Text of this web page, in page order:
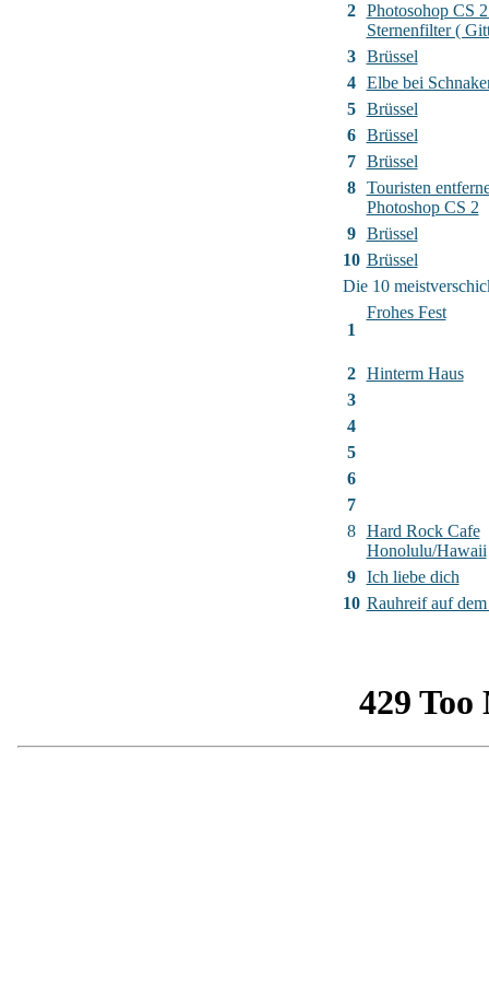
2
Photosohop CS
Sternenfilter (
3
Brüssel
4
Elbe bei
5
Brüssel
6
Brüssel
7
Brüssel
8
Touristen
Photoshop CS 2
9
Brüssel
10 Brüssel
Die 10
1
Frohes Fest
2
Hinterm Haus
3
4
5
6
7
8
Hard Rock Cafe
Honolulu/Hawaii
9
Ich liebe dich
10 Rauhreif auf